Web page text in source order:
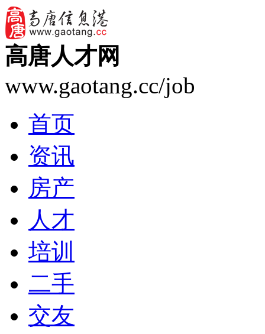
高唐人才网
www.gaotang.cc/job
首页
资讯
房产
人才
培训
二手
交友